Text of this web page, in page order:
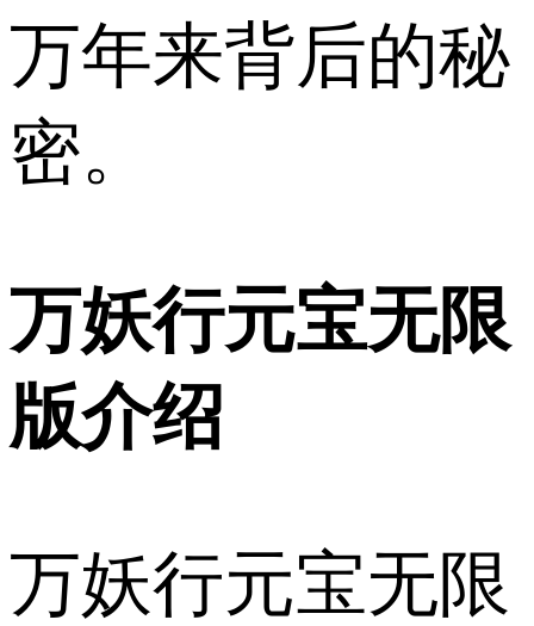
万年来背后的秘
密。
万妖行元宝无限
版介绍
万妖行元宝无限